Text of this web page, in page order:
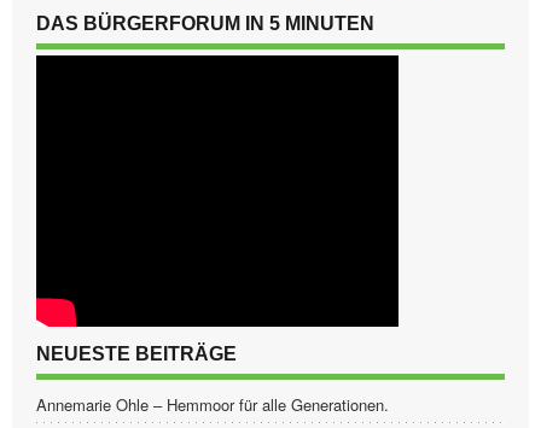
DAS BÜRGERFORUM IN 5 MINUTEN
NEUESTE BEITRÄGE
Annemarie Ohle – Hemmoor für alle Generationen.